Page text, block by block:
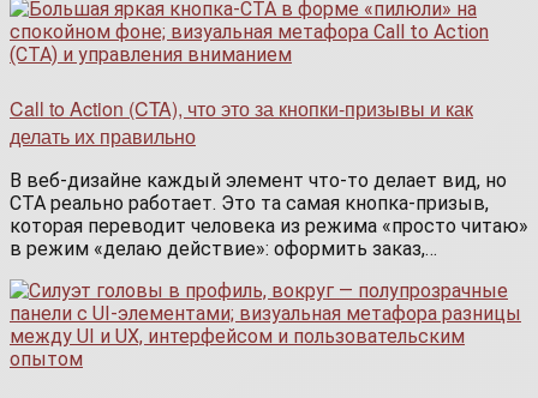
Call to Action (CTA), что это за кнопки-призывы и как
делать их правильно
В веб-дизайне каждый элемент что-то делает вид, но
CTA реально работает. Это та самая кнопка-призыв,
которая переводит человека из режима «просто читаю»
в режим «делаю действие»: оформить заказ,…